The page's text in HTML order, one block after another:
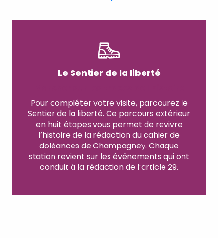
Le Sentier de la liberté
Pour compléter votre visite, parcourez le
Sentier de la liberté. Ce parcours extérieur
en huit étapes vous permet de revivre
l’histoire de la rédaction du cahier de
doléances de Champagney. Chaque
station revient sur les événements qui ont
conduit à la rédaction de l’article 29.